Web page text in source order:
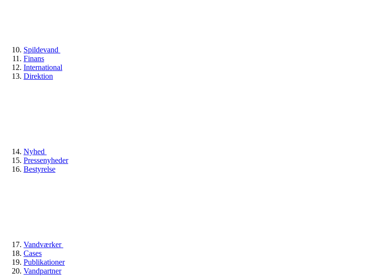
Spildevand
Finans
International
Direktion
Nyhed
Pressenyheder
Bestyrelse
Vandværker
Cases
Publikationer
Vandpartner